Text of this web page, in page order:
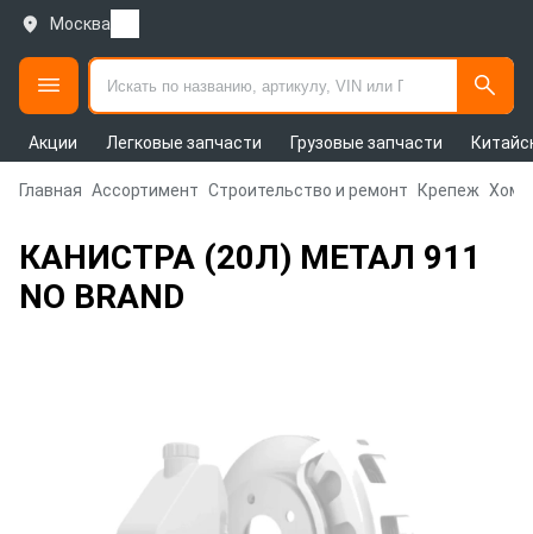
Москва
Акции Легковые запчасти Грузовые запчасти
Главная Ассортимент Строительство и ремонт Крепеж
КАНИСТРА (20Л) МЕТАЛ 911
NO BRAND